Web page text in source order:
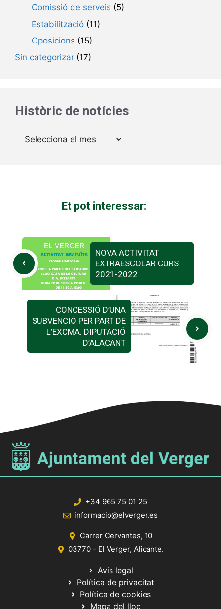
Comissió de serveis (5)
Estabilització (11)
Oposicions (15)
Sin categorizar (17)
Històric de notícies
Arxius
Et pot interessar:
NOVA ACTIVITAT
EXTRAESCOLAR CURS
2021-2022
CONCESSIÓ D’UNA
SUBVENCIÓ PER PART DE
L’EXCMA. DIPUTACIÓ
D’ALACANT
+34 965 75 01 25
informacio@elverger.es
Carrer Cervantes, 10
03770 - El Verger, Alicante.
Avis legal
Política de privacitat
Política de cookies
Mapa del lloc